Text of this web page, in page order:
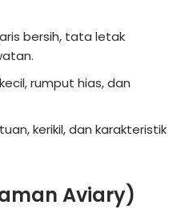
bersih, tata letak
rumput hias, dan
kerikil, dan karakteristik
Aviary)